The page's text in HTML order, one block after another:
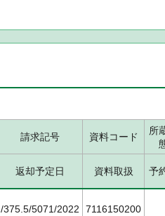
請求記号 資料コード
所
返却予定日 資料取扱 予
/375.5/5071/2022 7116150200